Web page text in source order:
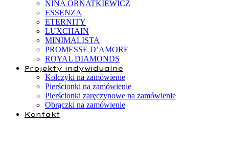
NINA ORNATKIEWICZ
ESSENZA
ETERNITY
LUXCHAIN
MINIMALISTA
PROMESSE D’AMORE
ROYAL DIAMONDS
Projekty indywidualne
Kolczyki na zamówienie
Pierścionki na zamówienie
Pierścionki zaręczynowe na zamówienie
Obrączki na zamówienie
Kontakt